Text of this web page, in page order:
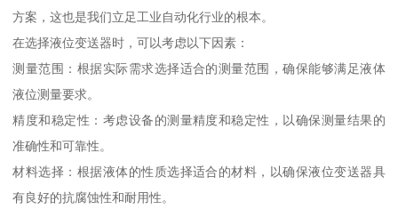
方案，这也是我们立足工业自动化行业的根本。
在选择液位变送器时，可以考虑以下因素：
测量范围：根据实际需求选择适合的测量范围，确保能够满足液体
液位测量要求。
精度和稳定性：考虑设备的测量精度和稳定性，以确保测量结果的
准确性和可靠性。
材料选择：根据液体的性质选择适合的材料，以确保液位变送器具
有良好的抗腐蚀性和耐用性。